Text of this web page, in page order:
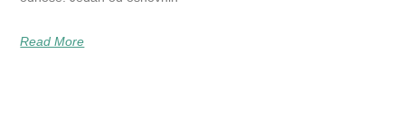
Read More